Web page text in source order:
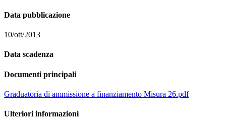
Data pubblicazione
10/ott/2013
Data scadenza
Documenti principali
Graduatoria di ammissione a finanziamento Misura 26.pdf
Ulteriori informazioni